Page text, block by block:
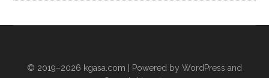
© 2019–2026 kgasa.com | Powered by WordPress and